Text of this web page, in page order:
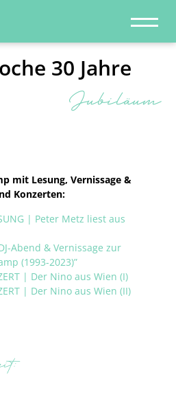
30 Jahre
Jubiläum
mit Lesung, Vernissage &
Konzerten:
| Peter Metz liest aus
Abend & Vernissage zur
(1993-2023)”
| Der Nino aus Wien (I)
| Der Nino aus Wien (II)